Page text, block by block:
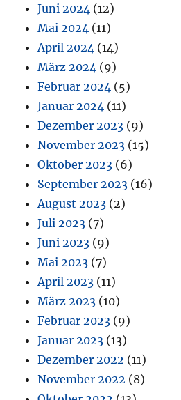
Juni 2024 (12)
Mai 2024 (11)
April 2024 (14)
März 2024 (9)
Februar 2024 (5)
Januar 2024 (11)
Dezember 2023 (9)
November 2023 (15)
Oktober 2023 (6)
September 2023 (16)
August 2023 (2)
Juli 2023 (7)
Juni 2023 (9)
Mai 2023 (7)
April 2023 (11)
März 2023 (10)
Februar 2023 (9)
Januar 2023 (13)
Dezember 2022 (11)
November 2022 (8)